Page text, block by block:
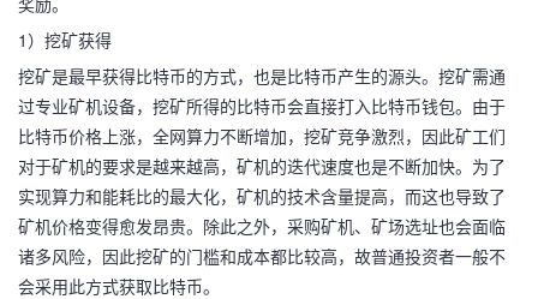
1）挖矿获得
挖矿是最早获得比特币的方式，也是比特币产生的源头。挖矿需通
过专业矿机设备，挖矿所得的比特币会直接打入比特币钱包。由于
比特币价格上涨，全网算力不断增加，挖矿竞争激烈，因此矿工们
对于矿机的要求是越来越高，矿机的迭代速度也是不断加快。为了
实现算力和能耗比的最大化，矿机的技术含量提高，而这也导致了
矿机价格变得愈发昂贵。除此之外，采购矿机、矿场选址也会面临
诸多风险，因此挖矿的门槛和成本都比较高，故普通投资者一般不
会采用此方式获取比特币。